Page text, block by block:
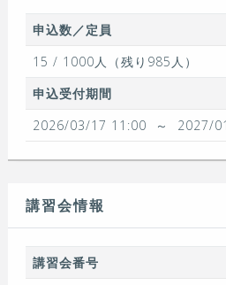
申込数／定員
15 / 1000人（残り985人）
申込受付期間
2026/03/17 11:00
～ 2027/
講習会情報
講習会番号